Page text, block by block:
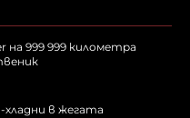
на 999 999 километра
в жегата